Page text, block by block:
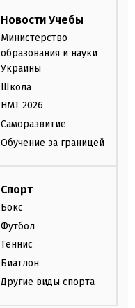
Новости Учебы
Министерство
образования и науки
Украины
Школа
НМТ 2026
Саморазвитие
Обучение за границей
Спорт
Бокс
Футбол
Теннис
Биатлон
Другие виды спорта